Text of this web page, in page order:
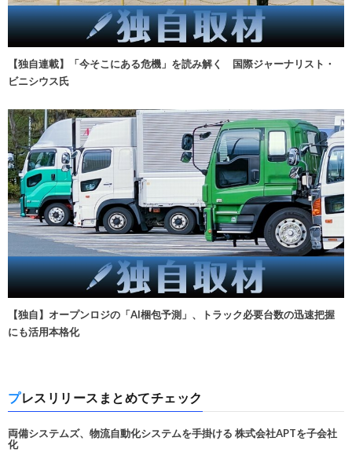
【独自連載】「今そこにある危機」を読み解く 国際ジャーナリスト・
ビニシウス氏
【独自】オープンロジの「AI梱包予測」、トラック必要台数の迅速把握
にも活用本格化
プレスリリースまとめてチェック
両備システムズ、物流自動化システムを手掛ける 株式会社APTを子会社
化